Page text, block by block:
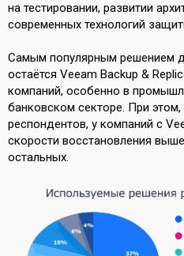
на тестировании, развитии
современных технологий
Самым популярным решением
остаётся Veeam Backup &
компаний, особенно в
банковском секторе. При
респондентов, у компаний с
скорости восстановления
остальных.